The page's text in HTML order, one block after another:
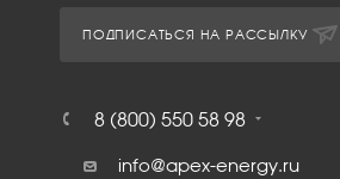
ПОДПИСАТЬСЯ НА РАССЫЛКУ
8 (800) 550 58 98
info@apex-energy.ru